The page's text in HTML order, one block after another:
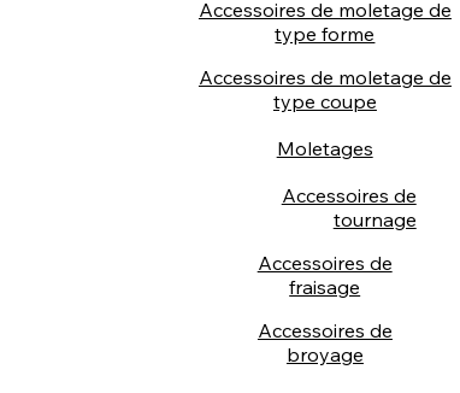
Accessoires de moletage de
type forme
Accessoires de moletage de
type coupe
Moletages
Accessoires de
tournage
Accessoires de
fraisage
Accessoires de
broyage